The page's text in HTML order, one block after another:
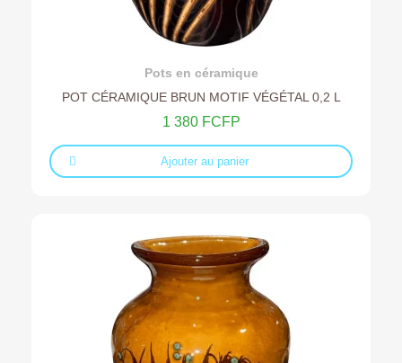
Ajouter au devis
Pots en céramique
POT CÉRAMIQUE BRUN MOTIF VÉGÉTAL 0,2 L
1 380 FCFP
Ajouter au panier